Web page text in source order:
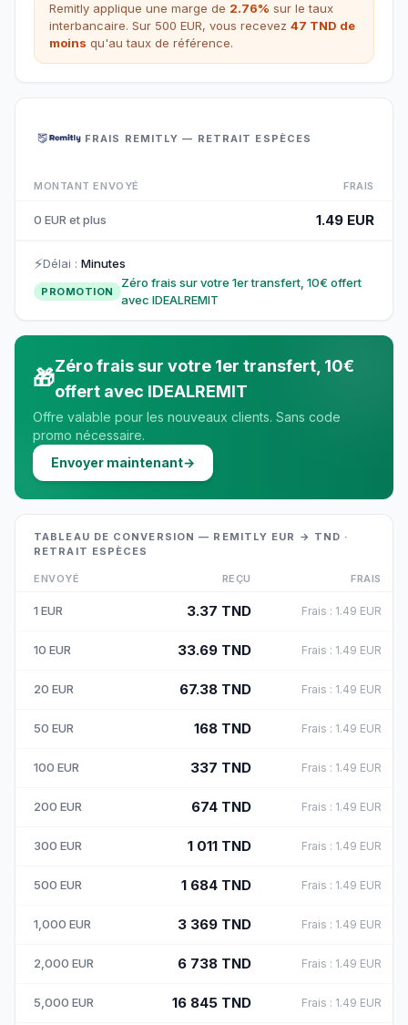
Remitly applique une marge de 2.76% sur le taux
interbancaire. Sur 500 EUR, vous recevez 47 TND de
moins qu'au taux de référence.
FRAIS REMITLY — RETRAIT ESPÈCES
MONTANT ENVOYÉ FRAIS
0 EUR et plus 1.49 EUR
⚡Délai : Minutes
PROMOTION
Zéro frais sur votre 1er transfert, 10€ offert
avec IDEALREMIT
🎁Zéro frais sur votre 1er transfert, 10€
offert avec IDEALREMIT
Offre valable pour les nouveaux clients. Sans code
promo nécessaire.
Envoyer maintenant→
TABLEAU DE CONVERSION — REMITLY EUR → TND ·
RETRAIT ESPÈCES
ENVOYÉ REÇU FRAIS
1 EUR 3.37 TND Frais : 1.49 EUR
10 EUR 33.69 TND Frais : 1.49 EUR
20 EUR 67.38 TND Frais : 1.49 EUR
50 EUR 168 TND Frais : 1.49 EUR
100 EUR 337 TND Frais : 1.49 EUR
200 EUR 674 TND Frais : 1.49 EUR
300 EUR 1 011 TND Frais : 1.49 EUR
500 EUR 1 684 TND Frais : 1.49 EUR
1,000 EUR 3 369 TND Frais : 1.49 EUR
2,000 EUR 6 738 TND Frais : 1.49 EUR
5,000 EUR 16 845 TND Frais : 1.49 EUR